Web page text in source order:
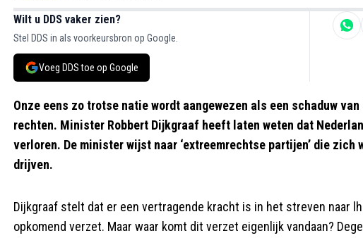
Wilt u DDS vaker zien?
Stel DDS in als voorkeursbron op Google.
Voeg DDS toe op Google
Onze eens zo trotse natie wordt aangewezen als een schaduw
rechten. Minister Robbert Dijkgraaf heeft laten weten dat
verloren. De minister wijst naar ‘extreemrechtse partijen’ die
drijven.
Dijkgraaf stelt dat er een vertragende kracht is in het streven naar
opkomend verzet. Maar waar komt dit verzet eigenlijk vandaan?